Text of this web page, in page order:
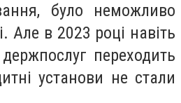
було неможливо
Але в 2023 році навіть
переходить
установи не стали